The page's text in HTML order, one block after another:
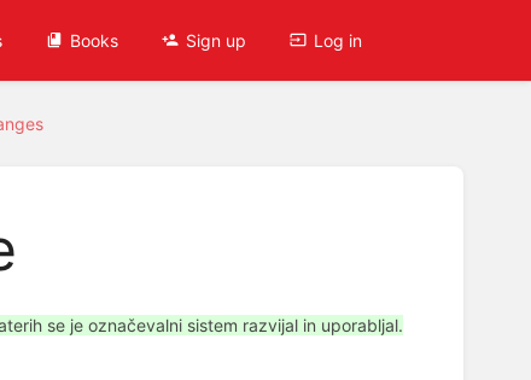
Books Sign up Log in
se je označevalni sistem razvijal in uporabljal.